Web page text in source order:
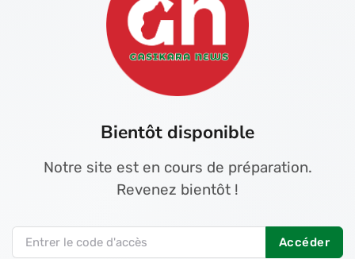
Bientôt disponible
Notre site est en cours de préparation.
Revenez bientôt !
Accéder